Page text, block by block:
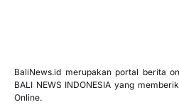
BaliNews.id merupakan portal berita
BALI NEWS INDONESIA yang
Online.